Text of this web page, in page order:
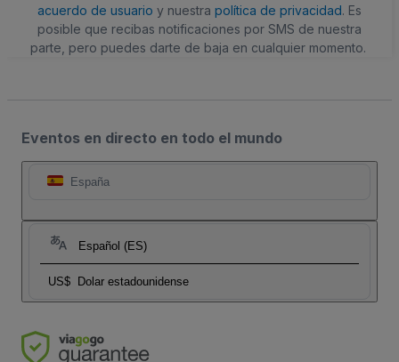
acuerdo de usuario y nuestra política de privacidad. Es
posible que recibas notificaciones por SMS de nuestra
parte, pero puedes darte de baja en cualquier momento.
Eventos en directo en todo el mundo
España
Español (ES)
US$ Dolar estadounidense